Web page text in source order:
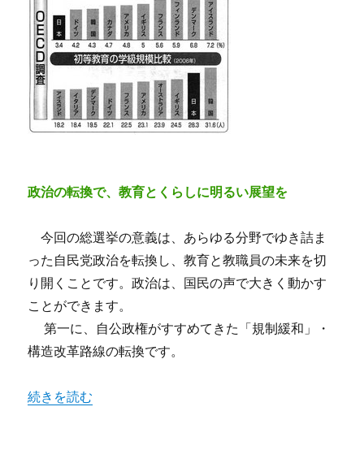
政治の転換で、教育とくらしに明るい展望を
今回の総選挙の意義は、あらゆる分野でゆき詰ま
った自民党政治を転換し、教育と教職員の未来を切
り開くことです。政治は、国民の声で大きく動かす
ことができます。
第一に、自公政権がすすめてきた「規制緩和」・
構造改革路線の転換です。
“教育格差をつくり出した自・公政治にストップ” の
続きを読む